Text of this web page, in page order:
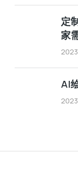
定
家
AI